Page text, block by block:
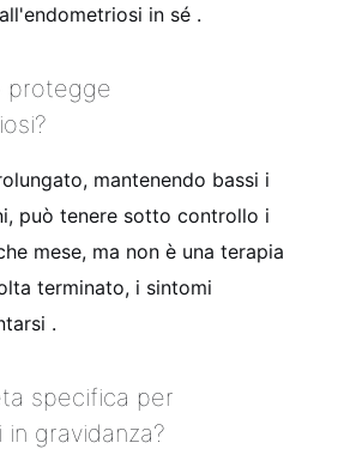
in sé .
protegge
mantenendo bassi i
può tenere sotto controllo i
mese, ma non è una terapia
terminato, i sintomi
.
specifica per
gravidanza?